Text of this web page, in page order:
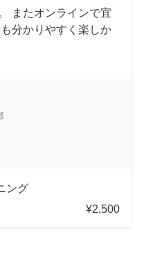
またオンラインで宜
分かりやすく楽しか
ング
¥2,500